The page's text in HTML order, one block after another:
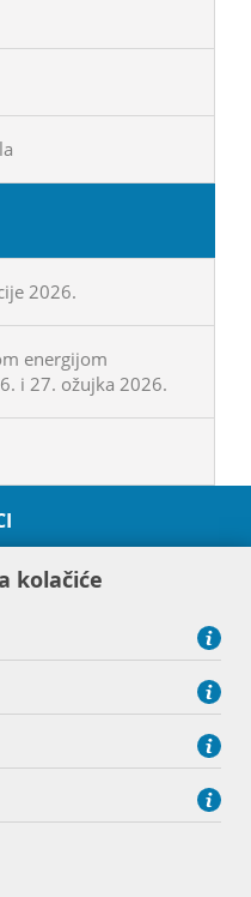
2026.
energijom
i 27. ožujka 2026.
grada Vukovara 37 10000
01 61 70 430
kolačiće